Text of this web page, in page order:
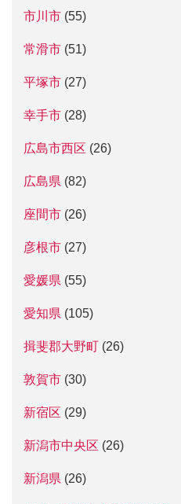
市川市 (55)
常滑市 (51)
平塚市 (27)
幸手市 (28)
広島市西区 (26)
広島県 (82)
座間市 (26)
彦根市 (27)
愛媛県 (55)
愛知県 (105)
揖斐郡大野町 (26)
敦賀市 (30)
新宿区 (29)
新潟市中央区 (26)
新潟県 (26)